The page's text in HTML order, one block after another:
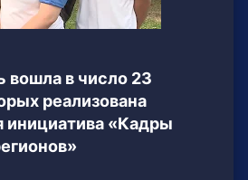
вошла в число 23
реализована
инициатива «Кадры